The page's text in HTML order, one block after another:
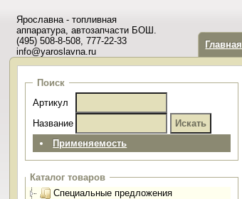
Ярославна - топливная
аппаратура, автозапчасти БОШ.
(495) 508-8-508, 777-22-33
info@yaroslavna.ru
Главная
Поиск
Артикул
Название
Применяемость
Каталог товаров
Специальные предложения